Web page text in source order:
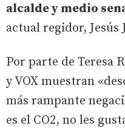
alcalde y medio
actual regidor, Jesús
Por parte de Teresa
y VOX muestran
más rampante
es el CO2, no les